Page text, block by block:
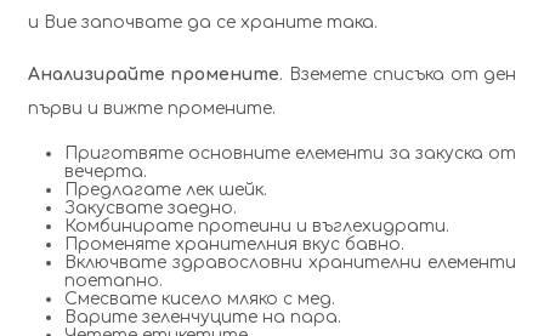
и Вие започвате да се храните така.
Анализирайте промените. Вземете списъка от ден
първи и вижте промените.
Приготвяте основните елементи за закуска от
вечерта.
Предлагате лек шейк.
Закусвате заедно.
Комбинирате протеини и въглехидрати.
Променяте хранителния вкус бавно.
Включвате здравословни хранителни елементи
поетапно.
Смесвате кисело мляко с мед.
Варите зеленчуците на пара.